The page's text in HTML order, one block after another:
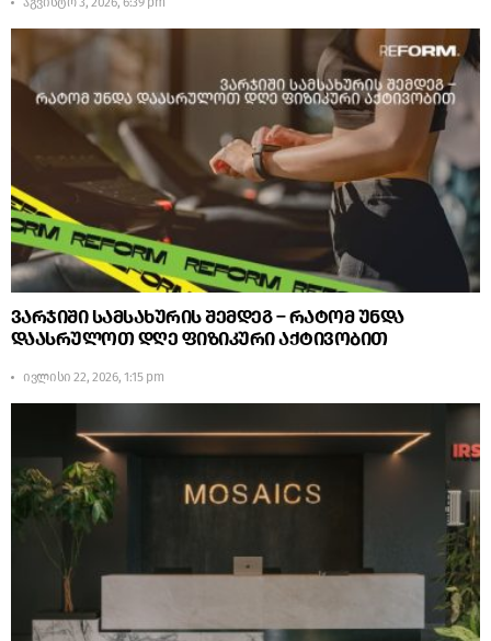
ვარჯიში სამსახურის შემდეგ – რატომ უნდა
დაასრულოთ დღე ფიზიკური აქტივობით
ივლისი 22, 2026, 1:15 pm